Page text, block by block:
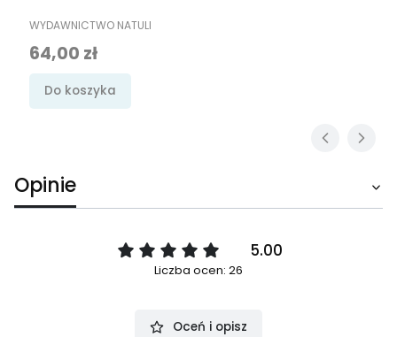
PRODUCENT
WYDAWNICTWO NATULI
Cena
64,00 zł
Do koszyka
Opinie
5.00
Liczba ocen: 26
Oceń i opisz